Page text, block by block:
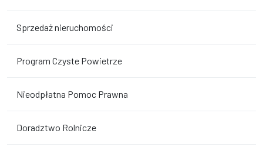
Sprzedaż nieruchomości
Program Czyste Powietrze
Nieodpłatna Pomoc Prawna
Doradztwo Rolnicze